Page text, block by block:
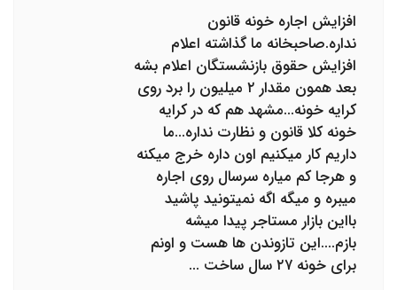
افزایش اجاره خونه قانون
نداره.صاحبخانه ما گذاشته اعلام
افزایش حقوق بازنشستگان اعلام بشه
بعد همون مقدار ۲ میلیون را برد روی
کرایه خونه...مشهد هم که در کرایه
خونه کلا قانون و نظارت نداره...ما
داریم کار میکنیم اون داره خرج میکنه
و هرجا کم میاره سرسال روی اجاره
میبره و میگه اگه نمیتونید پاشید
بااین بازار مستاجر پیدا میشه
بازم....این تازوندن ها هست و اونم
برای خونه ۲۷ سال ساخت ...